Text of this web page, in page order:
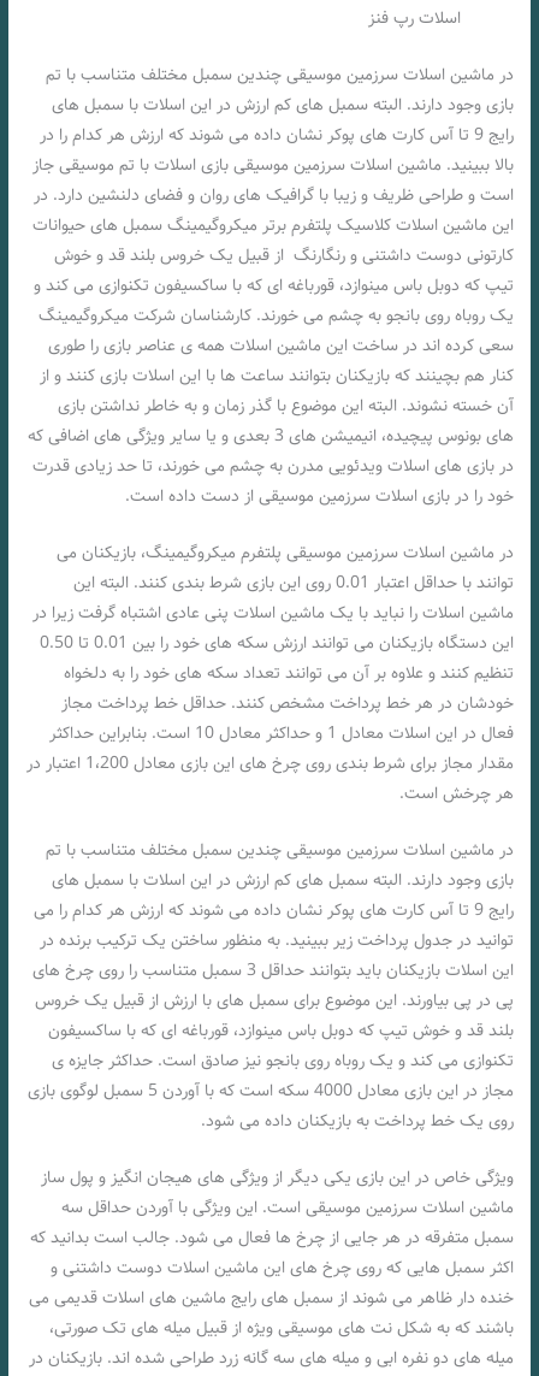
اسلات رپ فنز
در ماشین اسلات سرزمین موسیقی چندین سمبل مختلف متناسب با تم
بازی وجود دارند. البته سمبل های کم ارزش در این اسلات با سمبل های
رایج 9 تا آس کارت های پوکر نشان داده می شوند که ارزش هر کدام را در
بالا ببینید. ماشین اسلات سرزمین موسیقی بازی اسلات با تم موسیقی جاز
است و طراحی ظریف و زیبا با گرافیک های روان و فضای دلنشین دارد. در
این ماشین اسلات کلاسیک پلتفرم برتر میکروگیمینگ سمبل های حیوانات
کارتونی دوست داشتنی و رنگارنگ از قبیل یک خروس بلند قد و خوش
تیپ که دوبل باس مینوازد، قورباغه ای که با ساکسیفون تکنوازی می کند و
یک روباه روی بانجو به چشم می خورند. کارشناسان شرکت میکروگیمینگ
سعی کرده اند در ساخت این ماشین اسلات همه ی عناصر بازی را طوری
کنار هم بچینند که بازیکنان بتوانند ساعت ها با این اسلات بازی کنند و از
آن خسته نشوند. البته این موضوع با گذر زمان و به خاطر نداشتن بازی
های بونوس پیچیده، انیمیشن های 3 بعدی و یا سایر ویژگی های اضافی که
در بازی های اسلات ویدئویی مدرن به چشم می خورند، تا حد زیادی قدرت
خود را در بازی اسلات سرزمین موسیقی از دست داده است.
در ماشین اسلات سرزمین موسیقی پلتفرم میکروگیمینگ، بازیکنان می
توانند با حداقل اعتبار 0.01 روی این بازی شرط بندی کنند. البته این
ماشین اسلات را نباید با یک ماشین اسلات پنی عادی اشتباه گرفت زیرا در
این دستگاه بازیکنان می توانند ارزش سکه های خود را بین 0.01 تا 0.50
تنظیم کنند و علاوه بر آن می توانند تعداد سکه های خود را به دلخواه
خودشان در هر خط پرداخت مشخص کنند. حداقل خط پرداخت مجاز
فعال در این اسلات معادل 1 و حداکثر معادل 10 است. بنابراین حداکثر
مقدار مجاز برای شرط بندی روی چرخ های این بازی معادل 1،200 اعتبار در
هر چرخش است.
در ماشین اسلات سرزمین موسیقی چندین سمبل مختلف متناسب با تم
بازی وجود دارند. البته سمبل های کم ارزش در این اسلات با سمبل های
رایج 9 تا آس کارت های پوکر نشان داده می شوند که ارزش هر کدام را می
توانید در جدول پرداخت زیر ببینید. به منظور ساختن یک ترکیب برنده در
این اسلات بازیکنان باید بتوانند حداقل 3 سمبل متناسب را روی چرخ های
پی در پی بیاورند. این موضوع برای سمبل های با ارزش از قبیل یک خروس
بلند قد و خوش تیپ که دوبل باس مینوازد، قورباغه ای که با ساکسیفون
تکنوازی می کند و یک روباه روی بانجو نیز صادق است. حداکثر جایزه ی
مجاز در این بازی معادل 4000 سکه است که با آوردن 5 سمبل لوگوی بازی
روی یک خط پرداخت به بازیکنان داده می شود.
ویژگی خاص در این بازی یکی دیگر از ویژگی های هیجان انگیز و پول ساز
ماشین اسلات سرزمین موسیقی است. این ویژگی با آوردن حداقل سه
سمبل متفرقه در هر جایی از چرخ ها فعال می شود. جالب است بدانید که
اکثر سمبل هایی که روی چرخ های این ماشین اسلات دوست داشتنی و
خنده دار ظاهر می شوند از سمبل های رایج ماشین های اسلات قدیمی می
باشند که به شکل نت های موسیقی ویژه از قبیل میله های تک صورتی،
میله های دو نفره ابی و میله های سه گانه زرد طراحی شده اند. بازیکنان در